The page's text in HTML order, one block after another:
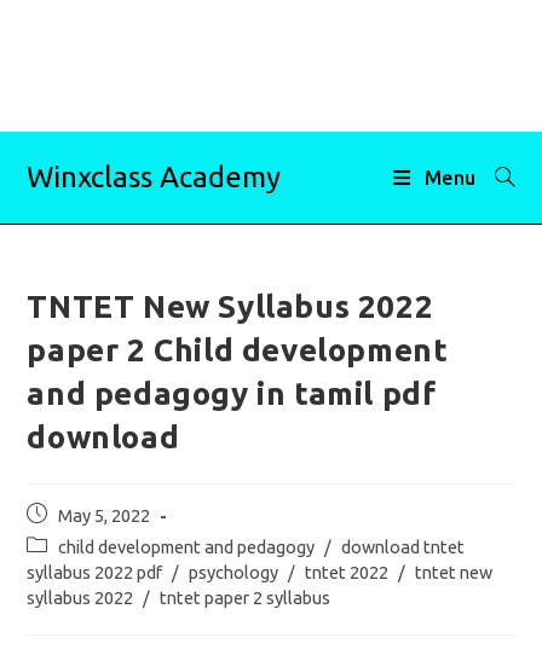
Winxclass Academy Menu
TNTET New Syllabus 2022
paper 2 Child development
and pedagogy in tamil pdf
download
Post
published:
May 5, 2022
Post
category:
child development and pedagogy / download tntet
syllabus 2022 pdf / psychology / tntet 2022 / tntet new
syllabus 2022 / tntet paper 2 syllabus